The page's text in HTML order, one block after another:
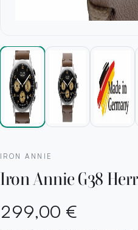
IRON ANNIE
Iron Annie G38
299,00 €